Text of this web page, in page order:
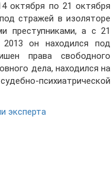
октября по 21 октября
стражей в изоляторе
преступниками, а с 21
он находился под
права свободного
дела, находился на
психиатрической
эксперта